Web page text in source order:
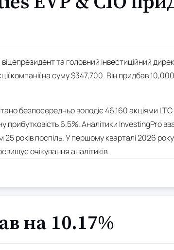
та головний інвестиційний
компанії на суму $347,700. Він придбав
безпосередньо володіє 46,160 акціями
прибутковість 6.5%. Аналітики InvestingPro
років поспіль. У першому кварталі 2026
очікування аналітиків.
на 10.17%